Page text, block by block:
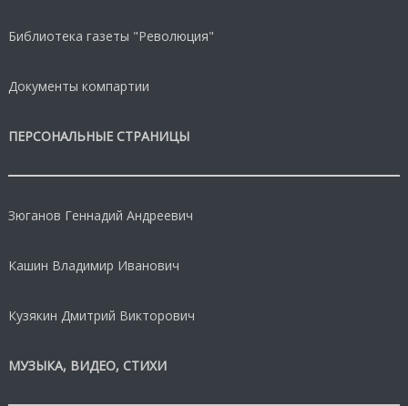
Библиотека газеты "Революция"
Документы компартии
ПЕРСОНАЛЬНЫЕ СТРАНИЦЫ
Зюганов Геннадий Андреевич
Кашин Владимир Иванович
Кузякин Дмитрий Викторович
МУЗЫКА, ВИДЕО, СТИХИ